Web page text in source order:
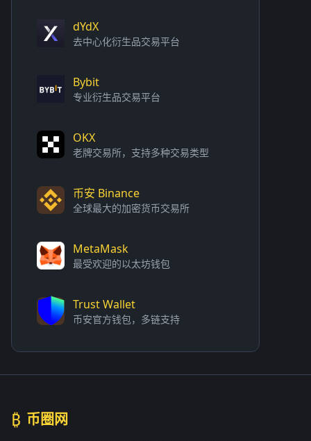
dYdX
去中心化衍生品交易平台
Bybit
专业衍生品交易平台
OKX
老牌交易所，支持多种交易类型
币安 Binance
全球最大的加密货币交易所
MetaMask
最受欢迎的以太坊钱包
Trust Wallet
币安官方钱包，多链支持
₿ 币圈网